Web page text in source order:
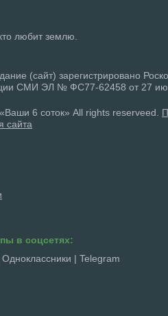
любит землю.
(сайт) зарегистрировано
СМИ ЭЛ № ФС77-62458 от 27
6 соток» All rights reserveed.
сайта
в соцсетях:
Одноклассники | Telegram